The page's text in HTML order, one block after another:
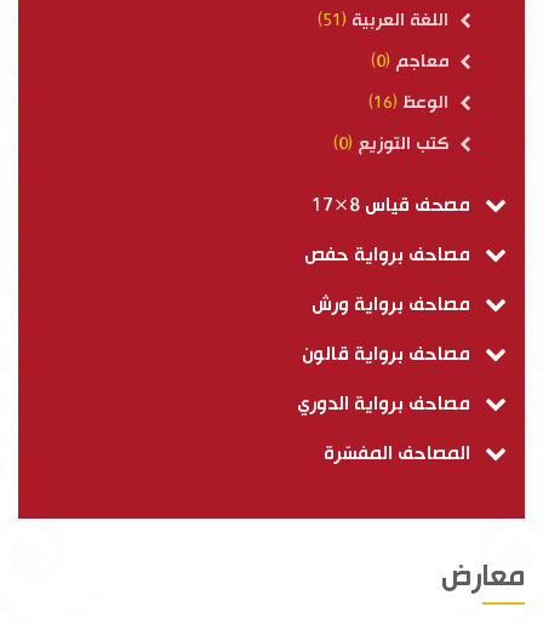
اللغة العربية (51)
معاجم (0)
الوعظ (16)
كتب التوزيع (0)
مصحف قياس 8×17
مصاحف برواية حفص
مصاحف برواية ورش
مصاحف برواية قالون
مصاحف برواية الدوري
المصاحف المفسّرة
معارض